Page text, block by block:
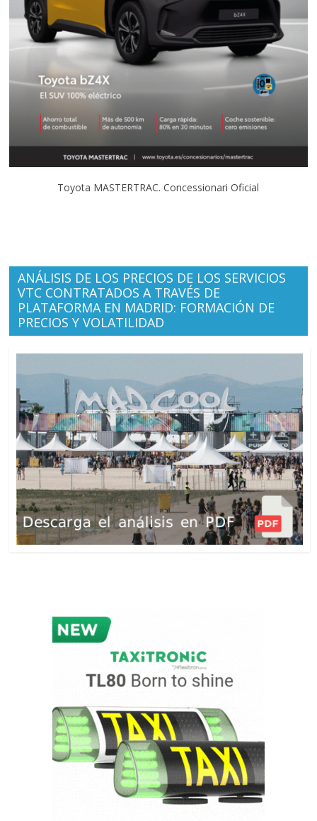
Toyota MASTERTRAC. Concessionari Oficial
ANÁLISIS DE LOS PRECIOS DE LOS SERVICIOS
VTC CONTRATADOS A TRAVÉS DE
PLATAFORMA EN MADRID: FORMACIÓN DE
PRECIOS Y VOLATILIDAD